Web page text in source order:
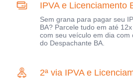
IPVA e Licenciamento
Sem grana para pagar seu
BA? Parcele tudo em até
com seu veículo em dia com
do Despachante BA.
2ª via IPVA e